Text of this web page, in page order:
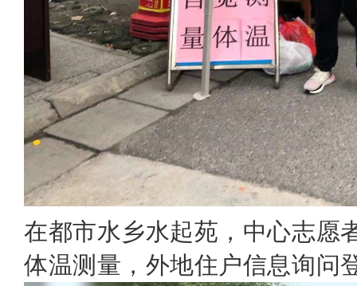
在都市水乡水起苑，中心志愿
体温测量，外地住户信息询问